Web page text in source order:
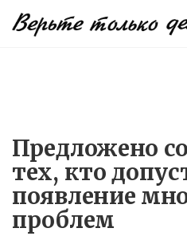
Предложено
тех, кто
появление
проблем